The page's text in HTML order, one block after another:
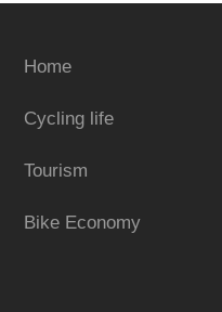
Home
Cycling life
Tourism
Bike Economy